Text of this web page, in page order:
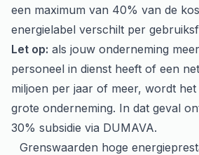
een maximum van 40% van de
energielabel verschilt per
Let op: als jouw onderneming
personeel in dienst heeft of een
miljoen per jaar of meer, wordt
grote onderneming. In dat geval
30% subsidie via DUMAVA.
Grenswaarden hoge